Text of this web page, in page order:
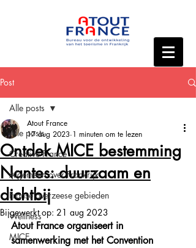
Post
Alle posts
Creative France
Algemeen over Frankrijk
Franse overzeese gebieden
Wellness
MICE
Alle posts
Ontdek MICE bestemming
Nantes: duurzaam en
dichtbij
Atout France
17 aug 2023 1 minuten om te lezen
Bijgewerkt op: 21 aug 2023
Atout France organiseert in
samenwerking met het Convention